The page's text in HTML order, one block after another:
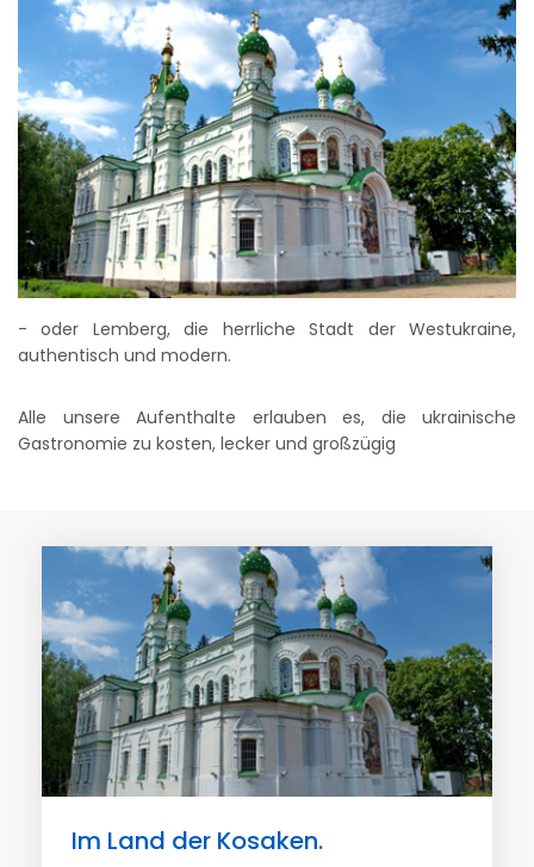
- oder Lemberg, die herrliche Stadt der Westukraine,
authentisch und modern.
Alle unsere Aufenthalte erlauben es, die ukrainische
Gastronomie zu kosten, lecker und großzügig
Im Land der Kosaken.